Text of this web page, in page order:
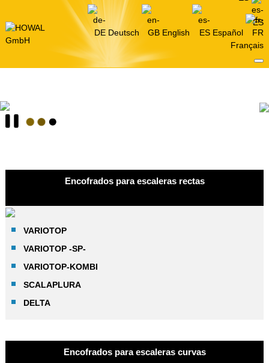
Deutsch English
Español
Français
Encofrados para escaleras rectas
VARIOTOP
VARIOTOP -SP-
VARIOTOP-KOMBI
SCALAPLURA
DELTA
Encofrados para escaleras curvas